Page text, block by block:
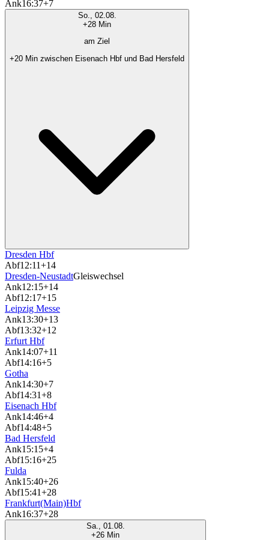
Ank16:37+7
So., 02.08.
+28 Min
am Ziel
+20 Min zwischen Eisenach Hbf und Bad Hersfeld
Dresden Hbf
Abf12:11+14
Dresden-NeustadtGleiswechsel
Ank12:15+14
Abf12:17+15
Leipzig Messe
Ank13:30+13
Abf13:32+12
Erfurt Hbf
Ank14:07+11
Abf14:16+5
Gotha
Ank14:30+7
Abf14:31+8
Eisenach Hbf
Ank14:46+4
Abf14:48+5
Bad Hersfeld
Ank15:15+4
Abf15:16+25
Fulda
Ank15:40+26
Abf15:41+28
Frankfurt(Main)Hbf
Ank16:37+28
Sa., 01.08.
+26 Min